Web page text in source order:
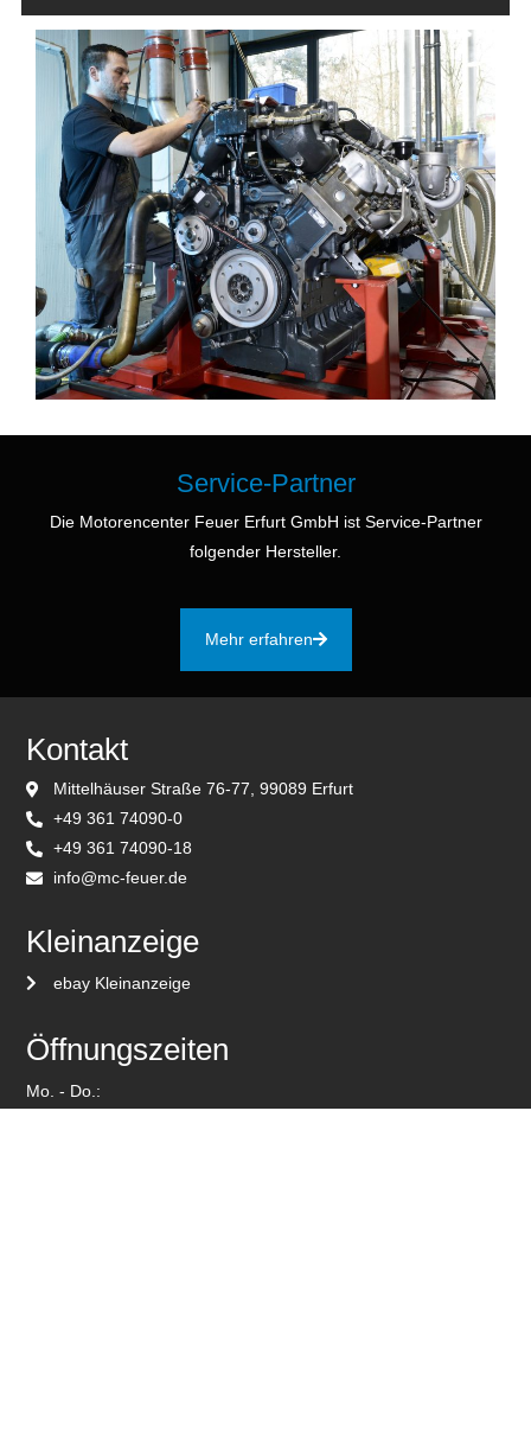
Service-Partner
Die Motorencenter Feuer Erfurt GmbH ist Service-Partner
folgender Hersteller.
Mehr erfahren
Kontakt
Mittelhäuser Straße 76-77, 99089 Erfurt
+49 361 74090-0
+49 361 74090-18
info@mc-feuer.de
Kleinanzeige
ebay Kleinanzeige
Öffnungszeiten
Mo. - Do.: